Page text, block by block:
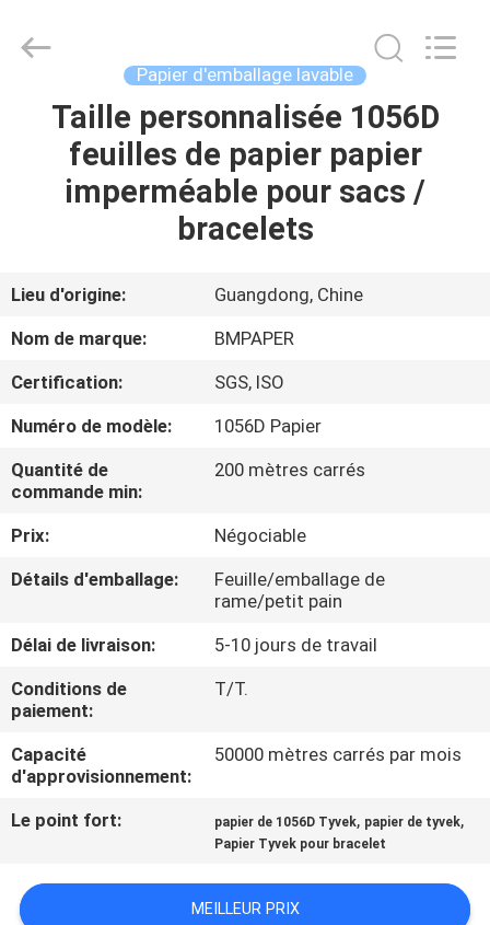
MAISON
À
PROPOS
NOUS
DE
L'USINE
CONTRÔLE
DE
LA
QUALITÉ
NOUS
CONTACTER
GUANGZHOU
BMPAPER
Papier d'emballage lavable
Taille personnalisée 1056D
feuilles de papier papier
imperméable pour sacs /
bracelets
Lieu d'origine:
Guangdong, Chine
Nom de marque:
BMPAPER
Certification:
SGS, ISO
Numéro de modèle:
1056D Papier
Quantité de
commande min:
200 mètres carrés
Prix:
Négociable
Détails d'emballage:
Feuille/emballage de
rame/petit pain
Délai de livraison:
5-10 jours de travail
Conditions de
paiement:
T/T.
Capacité
d'approvisionnement:
50000 mètres carrés par mois
Le point fort: papier de 1056D Tyvek, papier de tyvek,
Papier Tyvek pour bracelet
MEILLEUR PRIX